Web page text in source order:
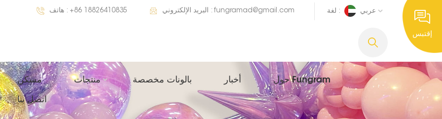
إقتبس
لغة : عربي هاتف : +86 18826410835 البريد الإلكتروني :fungramad@gmail.com
مسكن منتجات بالونات مخصصة أخبار
حول Fungram
اتصل بنا